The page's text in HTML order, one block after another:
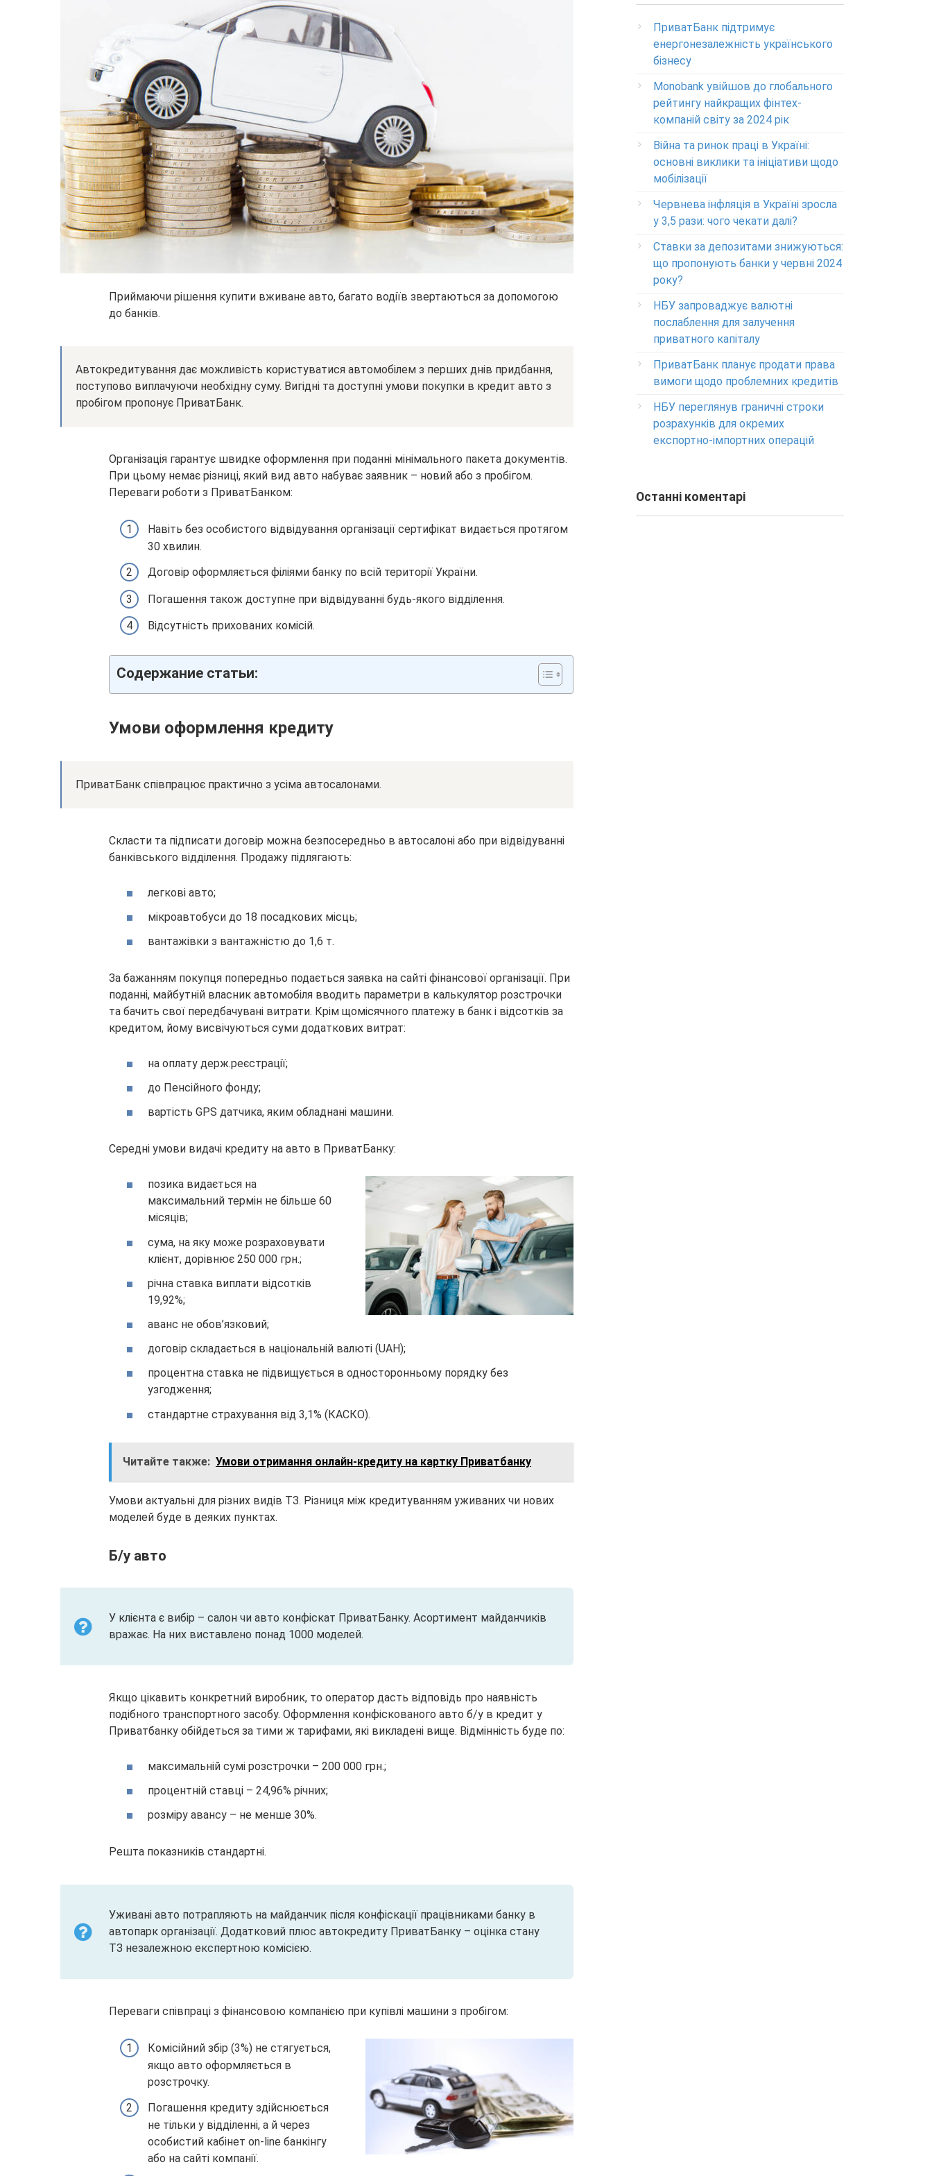
Приймаючи рішення купити вживане авто, багато водіїв звертаються за допомогою
до банків.
Автокредитування дає можливість користуватися автомобілем з перших днів придбання,
поступово виплачуючи необхідну суму. Вигідні та доступні умови покупки в кредит авто з
пробігом пропонує ПриватБанк.
Організація гарантує швидке оформлення при поданні мінімального пакета документів.
При цьому немає різниці, який вид авто набуває заявник – новий або з пробігом.
Переваги роботи з ПриватБанком:
Навіть без особистого відвідування організації сертифікат видається протягом
30 хвилин.
Договір оформляється філіями банку по всій території України.
Погашення також доступне при відвідуванні будь-якого відділення.
Відсутність прихованих комісій.
Содержание статьи:
Умови оформлення кредиту
ПриватБанк співпрацює практично з усіма автосалонами.
Скласти та підписати договір можна безпосередньо в автосалоні або при відвідуванні
банківського відділення. Продажу підлягають:
легкові авто;
мікроавтобуси до 18 посадкових місць;
вантажівки з вантажністю до 1,6 т.
За бажанням покупця попередньо подається заявка на сайті фінансової організації. При
поданні, майбутній власник автомобіля вводить параметри в калькулятор розстрочки
та бачить свої передбачувані витрати. Крім щомісячного платежу в банк і відсотків за
кредитом, йому висвічуються суми додаткових витрат:
на оплату держ.реєстрації;
до Пенсійного фонду;
вартість GPS датчика, яким обладнані машини.
Середні умови видачі кредиту на авто в ПриватБанку:
позика видається на
максимальний термін не більше 60
місяців;
сума, на яку може розраховувати
клієнт, дорівнює 250 000 грн.;
річна ставка виплати відсотків
19,92%;
аванс не обов’язковий;
договір складається в національній валюті (UAH);
процентна ставка не підвищується в односторонньому порядку без
узгодження;
стандартне страхування від 3,1% (КАСКО).
Читайте также: Умови отримання онлайн-кредиту на картку Приватбанку
Умови актуальні для різних видів ТЗ. Різниця між кредитуванням уживаних чи нових
моделей буде в деяких пунктах.
Б/у авто
У клієнта є вибір – салон чи авто конфіскат ПриватБанку. Асортимент майданчиків
вражає. На них виставлено понад 1000 моделей.
Якщо цікавить конкретний виробник, то оператор дасть відповідь про наявність
подібного транспортного засобу. Оформлення конфіскованого авто б/у в кредит у
Приватбанку обійдеться за тими ж тарифами, які викладені вище. Відмінність буде по:
максимальній сумі розстрочки – 200 000 грн.;
процентній ставці – 24,96% річних;
розміру авансу – не менше 30%.
Решта показників стандартні.
Уживані авто потрапляють на майданчик після конфіскації працівниками банку в
автопарк організації. Додатковий плюс автокредиту ПриватБанку – оцінка стану
ТЗ незалежною експертною комісією.
Переваги співпраці з фінансовою компанією при купівлі машини з пробігом:
Комісійний збір (3%) не стягується,
якщо авто оформляється в
розстрочку.
Погашення кредиту здійснюється
не тільки у відділенні, а й через
особистий кабінет on-line банкінгу
або на сайті компанії.
Телефон для звонков из-за рубежа
+38-056-716-11-31
корпоративных клиентов ПриватБанка
Колл центр: 3700
Круглосуточный телефон поддержки
VIP­-клиентов ПриватБанка
+38-056-716-12-12
+38-073-900-00-02
Круглосуточный телефон поддержки
владельцев карт класса GOLD
0-800-504-707
Круглосуточный телефон поддержки
обслуживания POS-­терминалов
Изменение ПИН-кода карты
0-800-500-804
ПриватБанк підтримує
енергонезалежність українського
бізнесу
Monobank увійшов до глобального
рейтингу найкращих фінтех-
компаній світу за 2024 рік
Війна та ринок праці в Україні:
основні виклики та ініціативи щодо
мобілізації
Червнева інфляція в Україні зросла
у 3,5 рази: чого чекати далі?
Ставки за депозитами знижуються:
що пропонують банки у червні 2024
року?
НБУ запроваджує валютні
послаблення для залучення
приватного капіталу
ПриватБанк планує продати права
вимоги щодо проблемних кредитів
НБУ переглянув граничні строки
розрахунків для окремих
експортно-імпортних операцій
Останні коментарі